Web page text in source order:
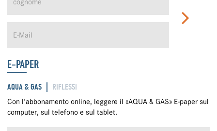
E-PAPER
AQUA & GAS RIFLESSI
Con l'abbonamento online, leggere il «AQUA & GAS» E-paper sul
computer, sul telefono e sul tablet.